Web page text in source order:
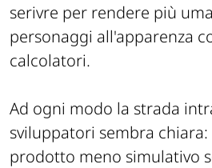
serivre per rendere più
personaggi all'apparenza
calcolatori.
Ad ogni modo la strada
sviluppatori sembra
prodotto meno simulativo